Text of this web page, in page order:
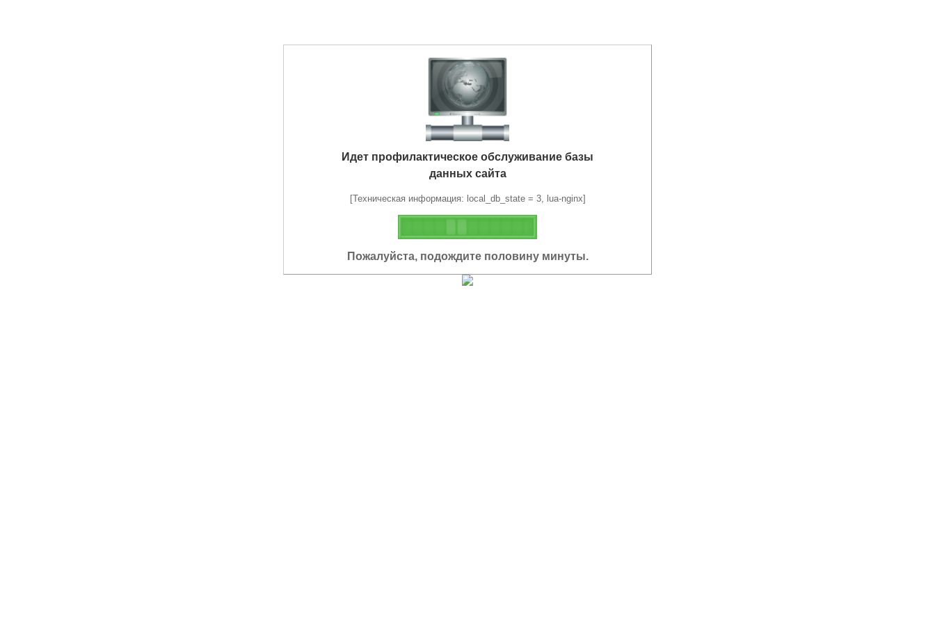
Идет профилактическое обслуживание базы
данных сайта
[Техническая информация: local_db_state = 3, lua-nginx]
Пожалуйста, подождите половину минуты.